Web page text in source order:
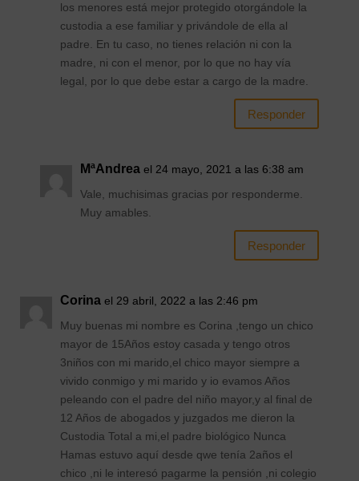
los menores está mejor protegido otorgándole la
custodia a ese familiar y privándole de ella al
padre. En tu caso, no tienes relación ni con la
madre, ni con el menor, por lo que no hay vía
legal, por lo que debe estar a cargo de la madre.
Responder
MªAndrea el 24 mayo, 2021 a las 6:38 am
Vale, muchisimas gracias por responderme.
Muy amables.
Responder
Corina el 29 abril, 2022 a las 2:46 pm
Muy buenas mi nombre es Corina ,tengo un chico
mayor de 15Años estoy casada y tengo otros
3niños con mi marido,el chico mayor siempre a
vivido conmigo y mi marido y io evamos Años
peleando con el padre del niño mayor,y al final de
12 Años de abogados y juzgados me dieron la
Custodia Total a mi,el padre biológico Nunca
Hamas estuvo aquí desde qwe tenía 2años el
chico ,ni le interesó pagarme la pensión ,ni colegio